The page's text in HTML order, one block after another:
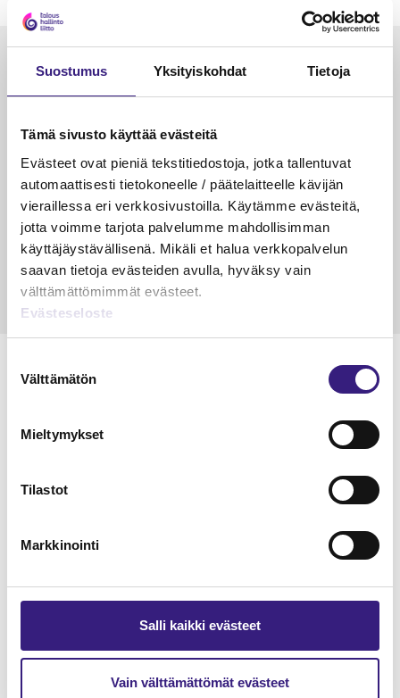
Suostumus Yksityiskohdat Tietoja
Tämä sivusto käyttää evästeitä
Evästeet ovat pieniä tekstitiedostoja, jotka tallentuvat
automaattisesti tietokoneelle / päätelaitteelle kävijän
vieraillessa eri verkkosivustoilla. Käytämme evästeitä,
jotta voimme tarjota palvelumme mahdollisimman
käyttäjäystävällisenä. Mikäli et halua verkkopalvelun
saavan tietoja evästeiden avulla, hyväksy vain
välttämättömimmät evästeet.
Evästeseloste
valinta
Välttämätön
Mieltymykset
Tilastot
Markkinointi
Salli kaikki evästeet
Vain välttämättömät evästeet
Luetuimmat
VEROTUS
Kulu­veloitukset arvon­lisä­
verotuksessa – omien kulujen
veloitus, kulujen edelleen­
veloitus ja läpi­laskutus
Petri Salomaa
Tilaa Tilisanomien
lukuoikeus
TILAA TÄSTÄ